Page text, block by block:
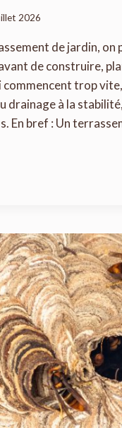
2026
de jardin, on
de construire,
trop vite,
drainage à la
En bref : Un